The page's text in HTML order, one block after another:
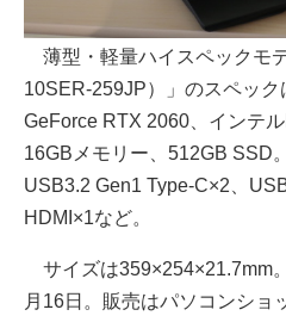
薄型・軽量ハイスペックモ
10SER-259JP）」のスペック
GeForce RTX 2060、インテ
16GBメモリー、512GB SSD
USB3.2 Gen1 Type-C×2、
HDMI×1など。
サイズは359×254×21.7mm
月16日。販売はパソコンショ